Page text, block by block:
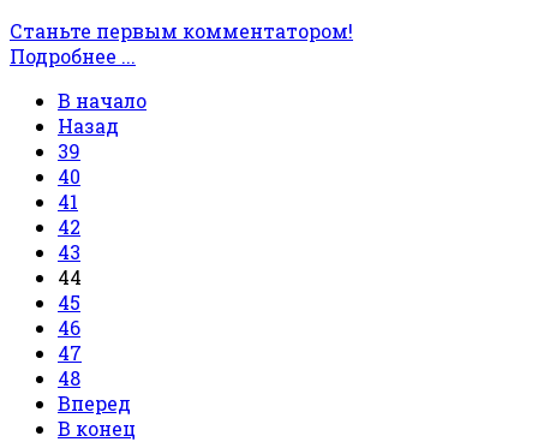
Станьте первым комментатором!
Подробнее ...
В начало
Назад
39
40
41
42
43
44
45
46
47
48
Вперед
В конец